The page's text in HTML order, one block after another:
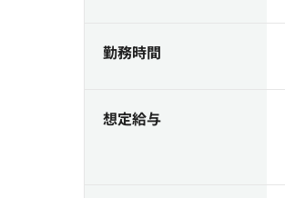
勤務時間
想定給与